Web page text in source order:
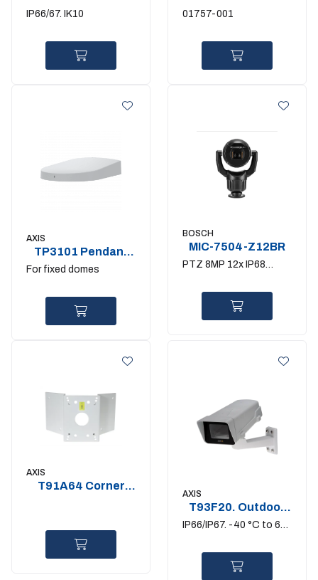
conduit backbox
IP66/67. IK10
Mount
01757-001
AXIS
TP3101 Pendant
Wall Mount
For fixed domes
BOSCH
MIC-7504-Z12BR
PTZ 8MP 12x IP68
AXIS
T91A64 Corner
AXIS
T93F20. Outdoor
camera housing.
IP66/IP67. -40 °C to 60